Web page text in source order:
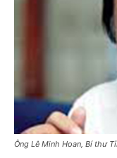
Ông Lê Minh Hoan, Bí thư